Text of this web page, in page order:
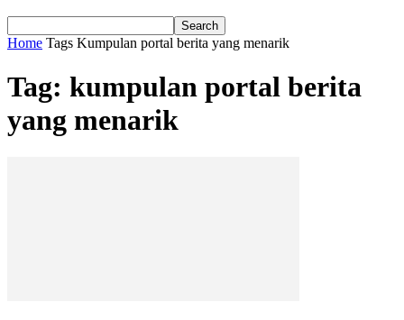
Home Tags Kumpulan portal berita yang menarik
Tag: kumpulan portal berita
yang menarik